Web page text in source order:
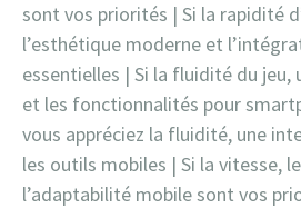
sont vos priorités | Si la rapidité
l’esthétique moderne et
essentielles | Si la fluidité du
et les fonctionnalités pour
vous appréciez la fluidité, une
les outils mobiles | Si la vitesse,
l’adaptabilité mobile sont vos